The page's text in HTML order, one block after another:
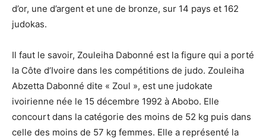
d’or, une d’argent et une de bronze, sur 14 pays et 162
judokas.
Il faut le savoir, Zouleiha Dabonné est la figure qui a porté
la Côte d’Ivoire dans les compétitions de judo. Zouleiha
Abzetta Dabonné dite « Zoul », est une judokate
ivoirienne née le 15 décembre 1992 à Abobo. Elle
concourt dans la catégorie des moins de 52 kg puis dans
celle des moins de 57 kg femmes. Elle a représenté la